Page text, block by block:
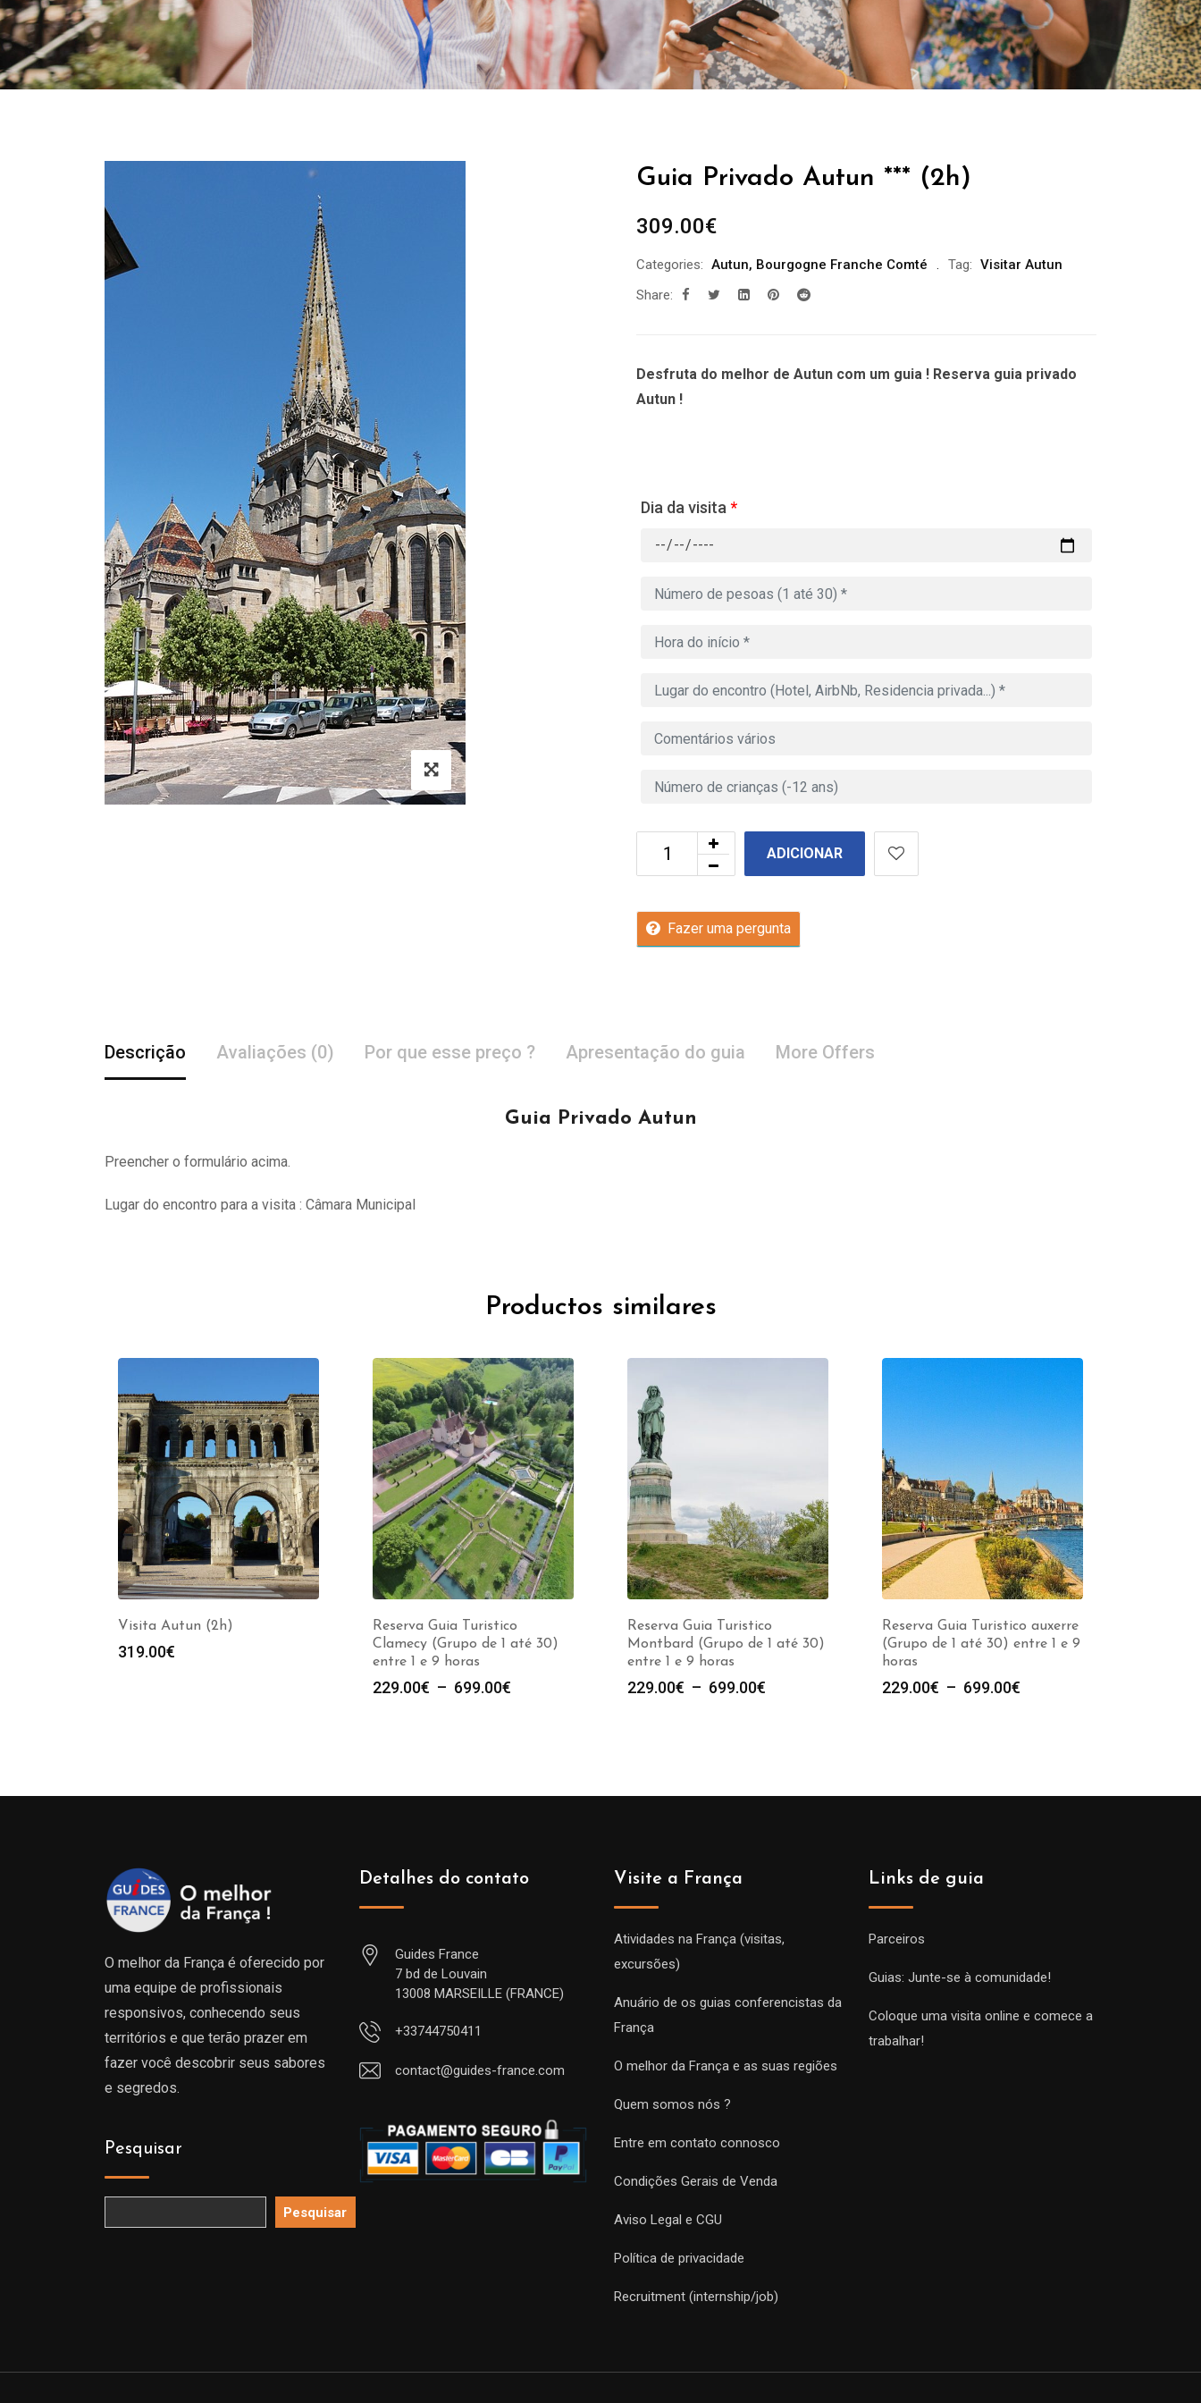
Guia Privado Autun *** (2h)
309.00€
Categories: Autun, Bourgogne Franche Comté Tag: Visitar Autun
Share:
Desfruta do melhor de Autun com um guia ! Reserva guia privado
Autun !
Dia da visita *
ADICIONAR
Fazer uma pergunta
Descrição Avaliações (0) Por que esse preço ? Apresentação do guia More Offers
Guia Privado Autun
Preencher o formulário acima.
Lugar do encontro para a visita : Câmara Municipal
Productos similares
Visita Autun (2h)
319.00€
Reserva Guia Turistico
Clamecy (Grupo de 1 até 30)
entre 1 e 9 horas
229.00€ – 699.00€
Reserva Guia Turistico
Montbard (Grupo de 1 até 30)
entre 1 e 9 horas
229.00€ – 699.00€
Reserva Guia Turistico auxerre
(Grupo de 1 até 30) entre 1 e 9
horas
229.00€ – 699.00€
O melhor da França é oferecido por
uma equipe de profissionais
responsivos, conhecendo seus
territórios e que terão prazer em
fazer você descobrir seus sabores
e segredos.
Pesquisar
Pesquisar
Detalhes do contato
Guides France
7 bd de Louvain
13008 MARSEILLE (FRANCE)
+33744750411
contact@guides-france.com
Visite a França
Atividades na França (visitas,
excursões)
Anuário de os guias conferencistas da
França
O melhor da França e as suas regiões
Quem somos nós ?
Entre em contato connosco
Condições Gerais de Venda
Aviso Legal e CGU
Política de privacidade
Recruitment (internship/job)
Links de guia
Parceiros
Guias: Junte-se à comunidade!
Coloque uma visita online e comece a
trabalhar!